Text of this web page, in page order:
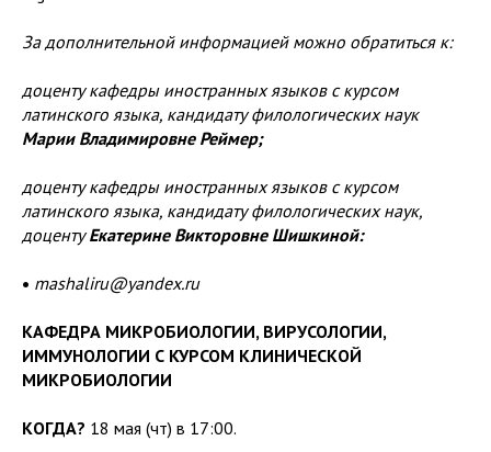
За дополнительной информацией можно обратиться к:
доценту кафедры иностранных языков с курсом
латинского языка, кандидату филологических наук
Марии Владимировне Реймер;
доценту кафедры иностранных языков с курсом
латинского языка, кандидату филологических наук,
доцентуЕкатерине Викторовне Шишкиной:
• mashaliru@yandex.ru
КАФЕДРА МИКРОБИОЛОГИИ, ВИРУСОЛОГИИ,
ИММУНОЛОГИИ С КУРСОМ КЛИНИЧЕСКОЙ
МИКРОБИОЛОГИИ
КОГДА? 18 мая (чт) в 17:00.